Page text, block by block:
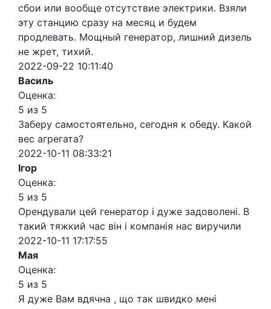
сбои или вообще отсутствие электрики. Взяли
эту станцию сразу на месяц и будем
продлевать. Мощный генератор, лишний дизель
не жрет, тихий.
2022-09-22 10:11:40
Василь
Оценка:
5 из 5
Заберу самостоятельно, сегодня к обеду. Какой
вес агрегата?
2022-10-11 08:33:21
Ігор
Оценка:
5 из 5
Орендували цей генератор і дуже задоволені. В
такий тяжкий час він і компанія нас виручили
2022-10-11 17:17:55
Мая
Оценка:
5 из 5
Я дуже Вам вдячна , що так швидко мені